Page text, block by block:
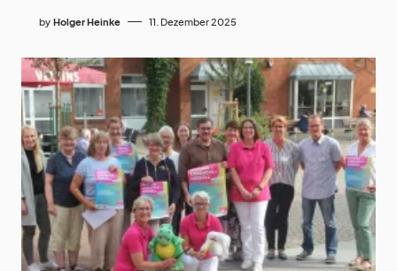
by Holger Heinke 11. Dezember 2025